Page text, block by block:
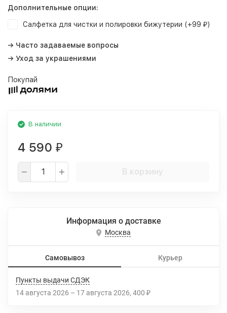
Дополнительные опции:
Салфетка для чистки и полировки бижутерии (+99 ₽)
→ Часто задаваемые вопросы
→ Уход за украшениями
Покупай
В наличии
4 590 ₽
В корзину
Информация о доставке
Москва
Самовывоз Курьер
Пункты выдачи СДЭК
14 августа 2026 – 17 августа 2026 400 ₽